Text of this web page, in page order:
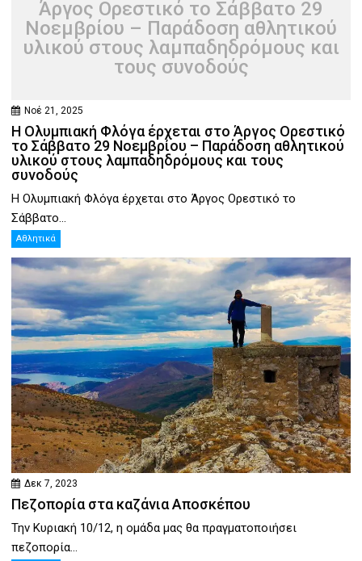
Άργος Ορεστικό το Σάββατο 29
Νοεμβρίου – Παράδοση αθλητικού
υλικού στους λαμπαδηδρόμους και
τους συνοδούς
Νοέ 21, 2025
Η Ολυμπιακή Φλόγα έρχεται στο Άργος Ορεστικό
το Σάββατο 29 Νοεμβρίου – Παράδοση αθλητικού
υλικού στους λαμπαδηδρόμους και τους
συνοδούς
Η Ολυμπιακή Φλόγα έρχεται στο Άργος Ορεστικό το
Σάββατο...
Αθλητικά
Δεκ 7, 2023
Πεζοπορία στα καζάνια Αποσκέπου
Την Κυριακή 10/12, η ομάδα μας θα πραγματοποιήσει
πεζοπορία...